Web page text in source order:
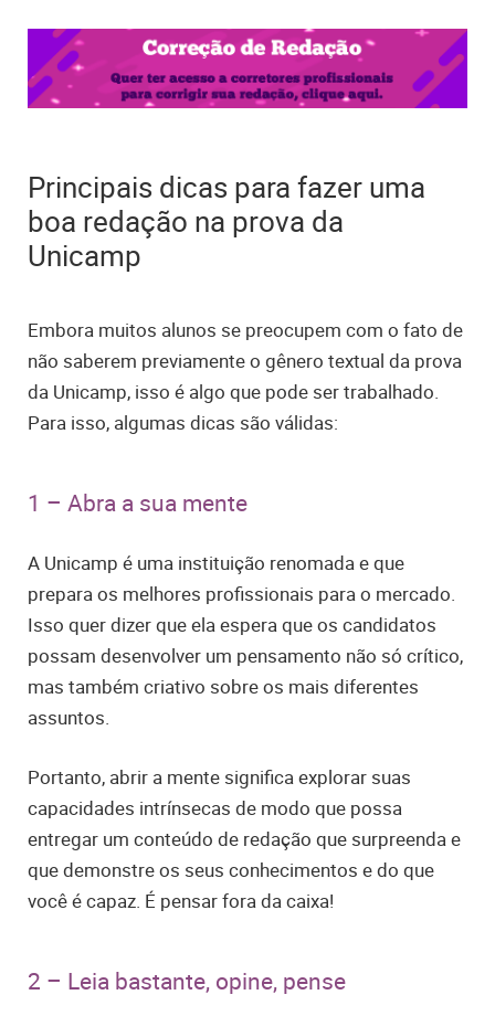
Principais dicas para fazer uma
boa redação na prova da
Unicamp
Embora muitos alunos se preocupem com o fato de
não saberem previamente o gênero textual da prova
da Unicamp, isso é algo que pode ser trabalhado.
Para isso, algumas dicas são válidas:
1 – Abra a sua mente
A Unicamp é uma instituição renomada e que
prepara os melhores profissionais para o mercado.
Isso quer dizer que ela espera que os candidatos
possam desenvolver um pensamento não só crítico,
mas também criativo sobre os mais diferentes
assuntos.
Portanto, abrir a mente significa explorar suas
capacidades intrínsecas de modo que possa
entregar um conteúdo de redação que surpreenda e
que demonstre os seus conhecimentos e do que
você é capaz. É pensar fora da caixa!
2 – Leia bastante, opine, pense